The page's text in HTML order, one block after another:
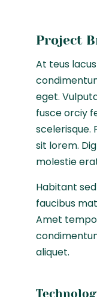
Project
At teus
eget.
fusce orciy
scelerisque.
sit lorem.
molestie
Habitant
faucibus
Amet
aliquet.